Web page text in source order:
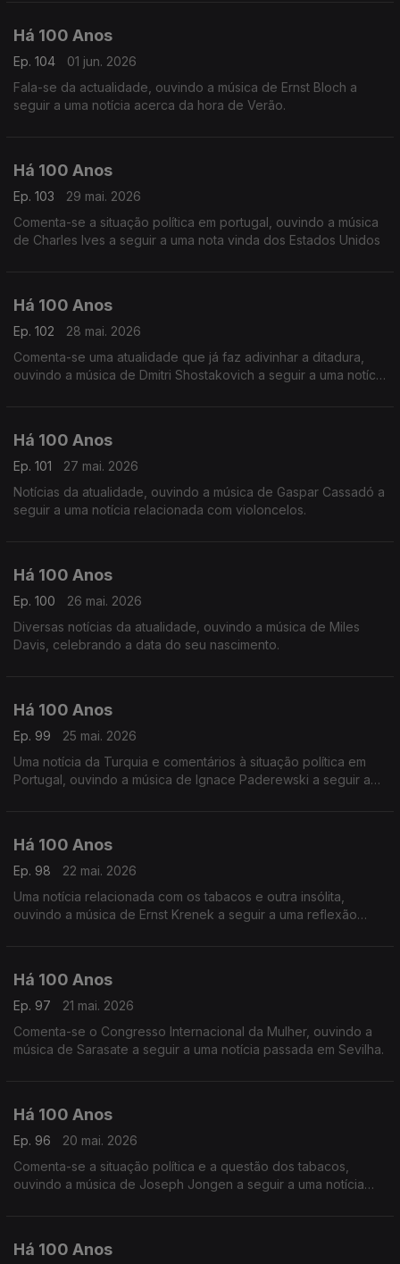
Há 100 Anos
Ep. 104
01 jun. 2026
Fala-se da actualidade, ouvindo a música de Ernst Bloch a
seguir a uma notícia acerca da hora de Verão.
Há 100 Anos
Ep. 103
29 mai. 2026
Comenta-se a situação política em portugal, ouvindo a música
de Charles Ives a seguir a uma nota vinda dos Estados Unidos
Há 100 Anos
Ep. 102
28 mai. 2026
Comenta-se uma atualidade que já faz adivinhar a ditadura,
ouvindo a música de Dmitri Shostakovich a seguir a uma notícia
Há 100 Anos
Ep. 101
27 mai. 2026
Notícias da atualidade, ouvindo a música de Gaspar Cassadó a
seguir a uma notícia relacionada com violoncelos.
Há 100 Anos
Ep. 100
26 mai. 2026
Diversas notícias da atualidade, ouvindo a música de Miles
Davis, celebrando a data do seu nascimento.
Há 100 Anos
Ep. 99
25 mai. 2026
Uma notícia da Turquia e comentários à situação política em
Portugal, ouvindo a música de Ignace Paderewski a seguir a
Há 100 Anos
Ep. 98
22 mai. 2026
Uma notícia relacionada com os tabacos e outra insólita,
ouvindo a música de Ernst Krenek a seguir a uma reflexão
Há 100 Anos
Ep. 97
21 mai. 2026
Comenta-se o Congresso Internacional da Mulher, ouvindo a
música de Sarasate a seguir a uma notícia passada em Sevilha.
Há 100 Anos
Ep. 96
20 mai. 2026
Comenta-se a situação política e a questão dos tabacos,
ouvindo a música de Joseph Jongen a seguir a uma notícia
Há 100 Anos